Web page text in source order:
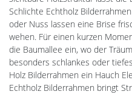
Schlichte Echtholz
oder Nuss lassen eine Brise
wehen. Für einen kurzen
die Baumallee ein, wo der
besonders schlankes oder
Holz Bilderrahmen ein Hauch
Echtholz Bilderrahmen bringt